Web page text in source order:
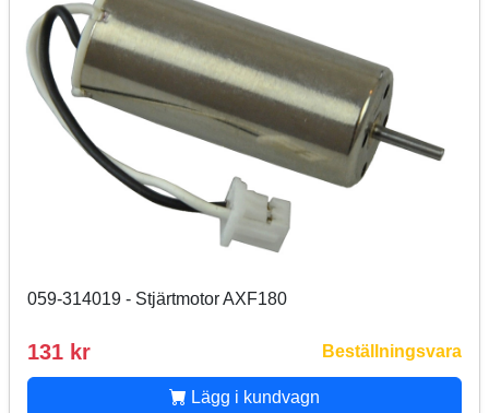
059-314019 - Stjärtmotor AXF180
131 kr Beställningsvara
Lägg i kundvagn